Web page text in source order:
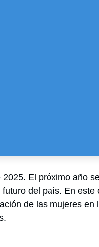
2025. El próximo año se
del país. En este
en la política,